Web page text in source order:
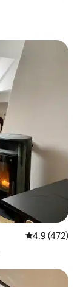
औसत रेटिंग 5 में
4.9 (472)